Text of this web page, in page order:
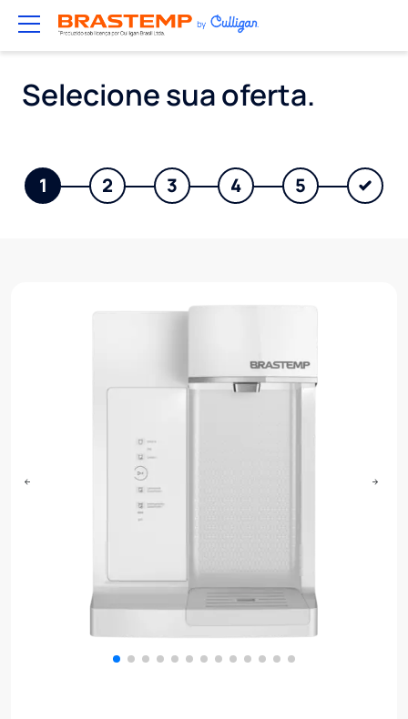
Pular para o conteúdo principal
Selecione sua oferta.
1 2 3 4 5